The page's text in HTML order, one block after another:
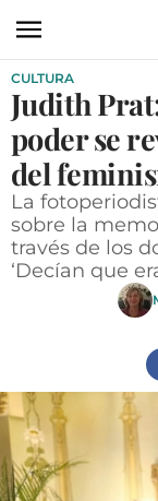
ACTUALIDAD
ECONOMÍA
TECNOLOGÍA
TURISMO
OPINIÓN
GALERÍAS
VÍDEOS
CULTURA
Judith
poder se
del
La
sobre la
través de los
‘Decían que